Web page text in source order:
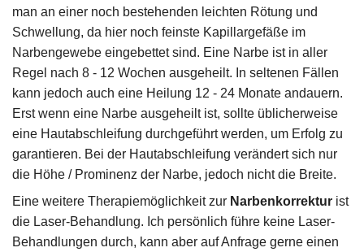
man an einer noch bestehenden leichten Rötung und
Schwellung, da hier noch feinste Kapillargefäße im
Narbengewebe eingebettet sind. Eine Narbe ist in aller
Regel nach 8 - 12 Wochen ausgeheilt. In seltenen Fällen
kann jedoch auch eine Heilung 12 - 24 Monate andauern.
Erst wenn eine Narbe ausgeheilt ist, sollte üblicherweise
eine Hautabschleifung durchgeführt werden, um Erfolg zu
garantieren. Bei der Hautabschleifung verändert sich nur
die Höhe / Prominenz der Narbe, jedoch nicht die Breite.
Eine weitere Therapiemöglichkeit zur Narbenkorrektur ist
die Laser-Behandlung. Ich persönlich führe keine Laser-
Behandlungen durch, kann aber auf Anfrage gerne einen